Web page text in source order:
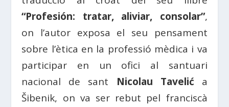
“Profesión: tratar, aliviar, consolar”,
on l’autor exposa el seu pensament
sobre l’ètica en la professió mèdica i va
participar en un ofici al santuari
nacional de sant Nicolau Tavelić a
Šibenik, on va ser rebut pel franciscà